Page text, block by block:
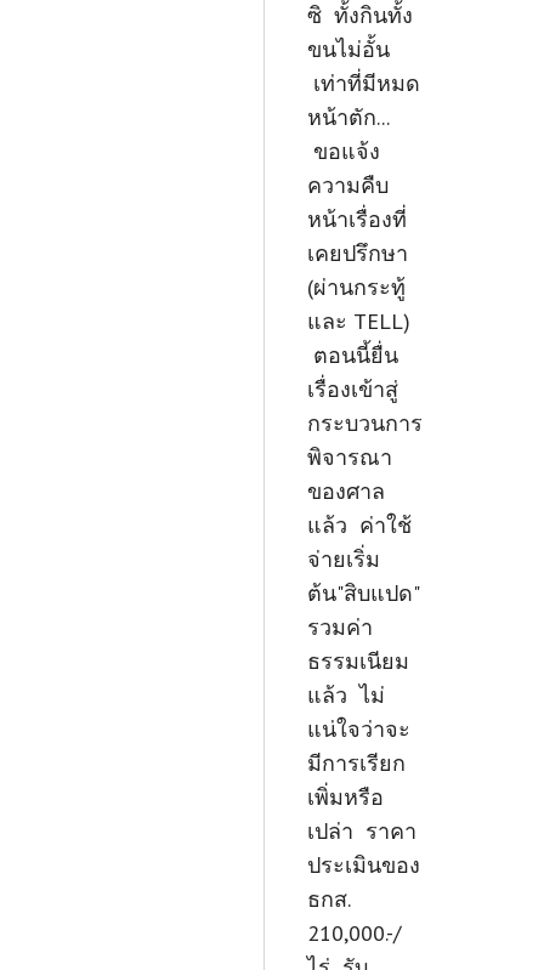
ซิ ทั้งกินทั้ง
ขนไม่อั้น
เท่าที่มีหมด
หน้าตัก...
ขอแจ้ง
ความคืบ
หน้าเรื่องที่
เคยปรึกษา
(ผ่านกระทู้
และ TELL)
ตอนนี้ยื่น
เรื่องเข้าสู่
กระบวนการ
พิจารณา
ของศาล
แล้ว ค่าใช้
จ่ายเริ่ม
ต้น"สิบแปด"
รวมค่า
ธรรมเนียม
แล้ว ไม่
แน่ใจว่าจะ
มีการเรียก
เพิ่มหรือ
เปล่า ราคา
ประเมินของ
ธกส.
210,000.-/